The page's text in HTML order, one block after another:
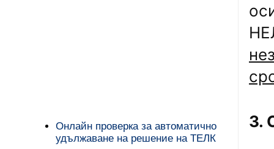
3.
Онлайн проверка за автоматично
удължаване на решение на ТЕЛК